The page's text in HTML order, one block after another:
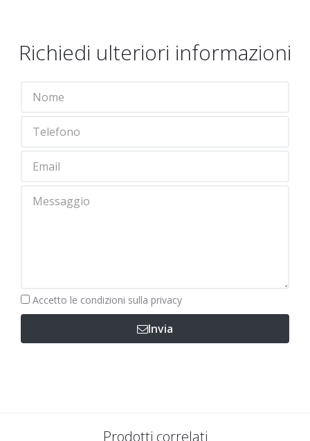
Richiedi ulteriori informazioni
Obbligatorio
Accetto le condizioni sulla privacy
Invia
Prodotti correlati